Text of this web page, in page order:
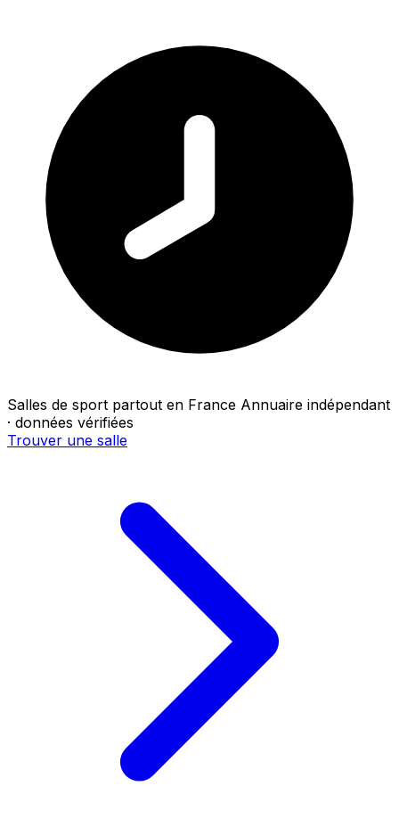
Salles de sport partout en France Annuaire indépendant
· données vérifiées
Trouver une salle